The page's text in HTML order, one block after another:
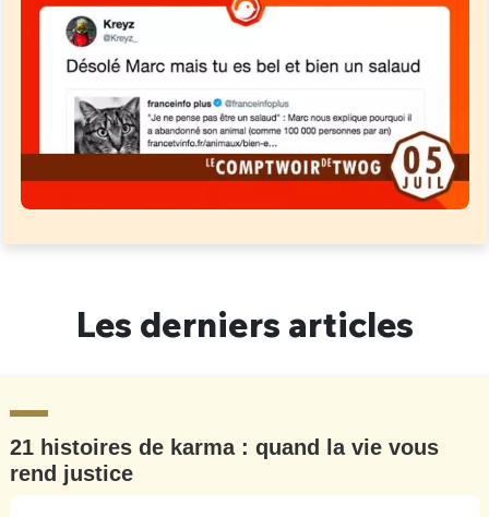
Les derniers articles
21 histoires de karma : quand la vie vous
rend justice